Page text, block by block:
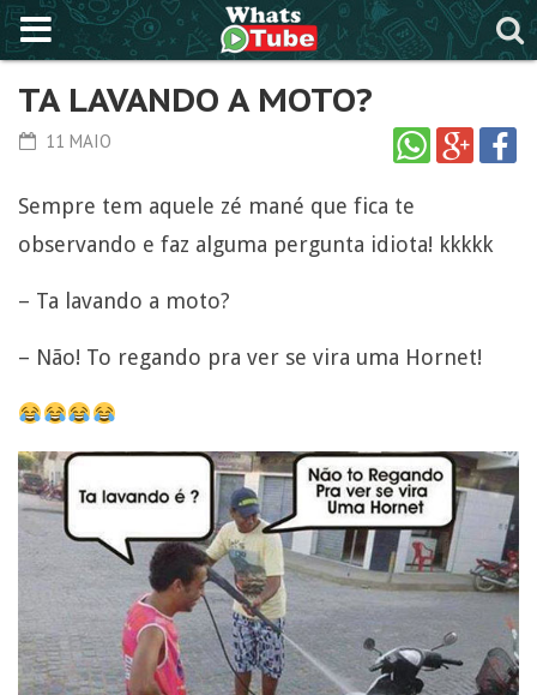
TA LAVANDO A MOTO?
11 MAIO
Sempre tem aquele zé mané que fica te
observando e faz alguma pergunta idiota! kkkkk
– Ta lavando a moto?
– Não! To regando pra ver se vira uma Hornet!